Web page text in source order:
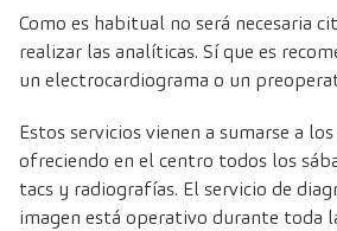
Como es habitual no será necesaria
realizar las analíticas. Sí que es
un electrocardiograma o un
Estos servicios vienen a sumarse a
ofreciendo en el centro todos los
tacs y radiografías. El servicio de
imagen está operativo durante toda